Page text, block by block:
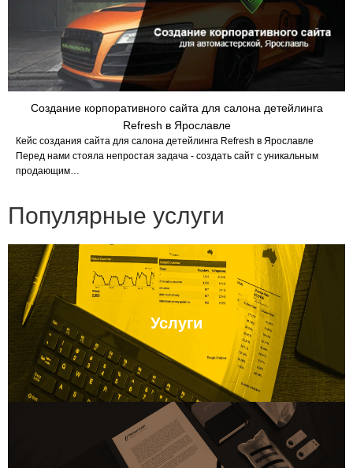
Создание корпоративного сайта для салона детейлинга
Refresh в Ярославле
Кейс создания сайта для салона детейлинга Refresh в Ярославле
Перед нами стояла непростая задача - создать сайт с уникальным
продающим…
Популярные услуги
Услуги